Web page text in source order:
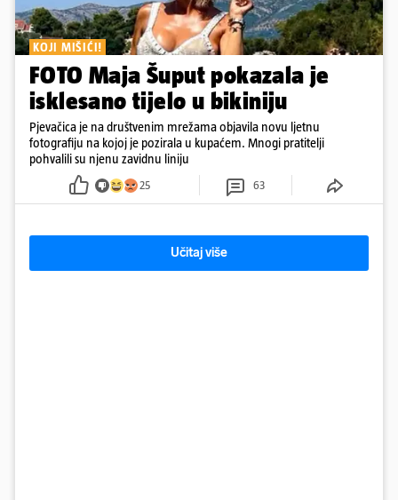
KOJI MIŠIĆI!
FOTO Maja Šuput pokazala je
isklesano tijelo u bikiniju
Pjevačica je na društvenim mrežama objavila novu ljetnu
fotografiju na kojoj je pozirala u kupaćem. Mnogi pratitelji
pohvalili su njenu zavidnu liniju
25 63
Učitaj više